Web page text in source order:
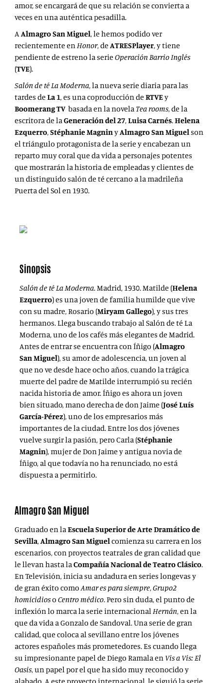
amor, se encargará de que su relación se convierta a
veces en una auténtica pesadilla.
AAlmagro San Miguel, le hemos podido ver
recientemente enHonor, deATRESPlayer, y tiene
pendiente de estreno la serie Operación Barrio Inglés
(TVE).
Salón de té La Moderna, la nueva serie diaria para las
tardes de La 1, es una coproducción de RTVEy
Boomerang TVbasada en la novela Tea rooms, de la
escritora de laGeneración del 27,Luisa Carnés.Helena
Ezquerro,Stéphanie MagninyAlmagro San Miguelson
el triángulo protagonista de la serie y encabezan un
reparto muy coral que da vida a personajes potentes
que mostrarán la historia de empleadas y clientes de
un distinguido salón de té cercano a la madrileña
Puerta del Sol en 1930.
Sinopsis
Salón de té La Moderna.Madrid, 1930. Matilde (Helena
Ezquerro) es una joven de familia humilde que vive
con su madre, Rosario (Miryam Gallego), y sus tres
hermanos. Llega buscando trabajo al Salón de té La
Moderna, uno de los cafés más elegantes de Madrid.
Antes de entrar se encuentra con Íñigo (Almagro
San Miguel), su amor de adolescencia, un joven al
que no ve desde hace ocho años, cuando la trágica
muerte del padre de Matilde interrumpió su recién
nacida historia de amor. Íñigo es ahora un joven
bien situado, mano derecha de don Jaime (José Luís
García-Pérez), uno de los empresarios más
importantes de la ciudad. Entre los dos jóvenes
vuelve surgir la pasión, pero Carla (Stéphanie
Magnin), mujer de Don Jaime y antigua novia de
Íñigo, al que todavía no ha renunciado, no está
dispuesta a permitirlo.
Almagro San Miguel
Graduado en laEscuela Superior de Arte Dramático de
Sevilla,Almagro San Miguelcomienza su carrera en los
escenarios, con proyectos teatrales de gran calidad que
le llevan hasta laCompañía Nacional de Teatro Clásico.
En Televisión, inicia su andadura en series longevas y
de gran éxito comoAmar es para siempre,Grupo2
homicidioso Centro médico. Pero sin duda, el punto de
inflexión lo marca la serie internacionalHernán, en la
que da vida a Gonzalo de Sandoval. Una serie de gran
calidad, que coloca al sevillano entre los jóvenes
actores españoles más prometedores. Es cuando llega
su impresionante papel de Diego Ramala en Vis a Vis: El
Oasis, un papel por el que ha sido muy reconocido y
alabado. A este proyecto internacional, le siguió la serie